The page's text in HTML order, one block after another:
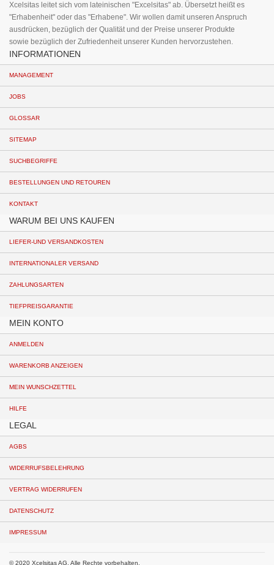
Xcelsitas leitet sich vom lateinischen "Excelsitas" ab. Übersetzt heißt es
"Erhabenheit" oder das "Erhabene". Wir wollen damit unseren Anspruch
ausdrücken, bezüglich der Qualität und der Preise unserer Produkte
sowie bezüglich der Zufriedenheit unserer Kunden hervorzustehen.
INFORMATIONEN
MANAGEMENT
JOBS
GLOSSAR
SITEMAP
SUCHBEGRIFFE
BESTELLUNGEN UND RETOUREN
KONTAKT
WARUM BEI UNS KAUFEN
LIEFER-UND VERSANDKOSTEN
INTERNATIONALER VERSAND
ZAHLUNGSARTEN
TIEFPREISGARANTIE
MEIN KONTO
ANMELDEN
WARENKORB ANZEIGEN
MEIN WUNSCHZETTEL
HILFE
LEGAL
AGBS
WIDERRUFSBELEHRUNG
VERTRAG WIDERRUFEN
DATENSCHUTZ
IMPRESSUM
© 2020 Xcelsitas AG. Alle Rechte vorbehalten.